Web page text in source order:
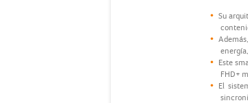
Su
Este
FHD+
El